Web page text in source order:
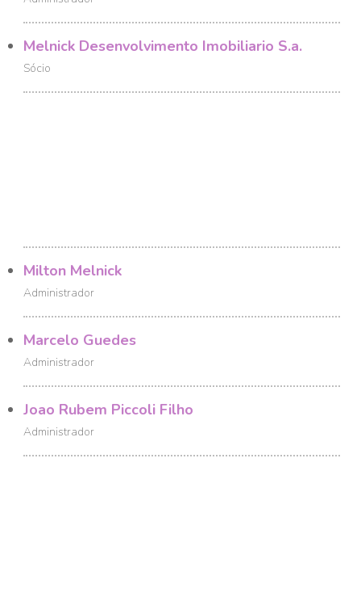
Melnick Desenvolvimento Imobiliario S.a.
Sócio
Milton Melnick
Administrador
Marcelo Guedes
Administrador
Joao Rubem Piccoli Filho
Administrador